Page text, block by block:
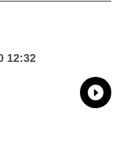
12:32